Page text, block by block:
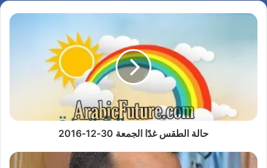
حالة الطقس غدًا الجمعة 30-12-2016